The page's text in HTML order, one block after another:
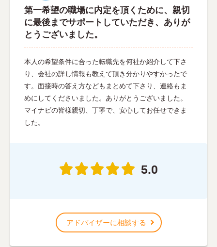
第一希望の職場に内定を頂くために、親切
に最後までサポートしていただき、ありが
とうございました。
本人の希望条件に合った転職先を何社か紹介して下さ
り、会社の詳し情報も教えて頂き分かりやすかったで
す。面接時の答え方などもまとめて下さり、連絡もま
めにしてくださいました。ありがとうございました。
マイナビの皆様親切、丁寧で、安心してお任せできま
した。
5.0
アドバイザーに相談する